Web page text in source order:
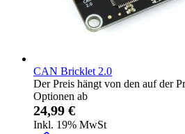
CAN Bricklet 2.0
Der Preis hängt von den auf der
Optionen ab
24,99 €
Inkl. 19% MwSt